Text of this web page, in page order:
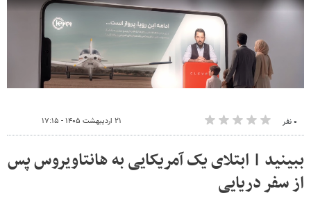
۰ نفر ۲۱ اردیبهشت ۱۴۰۵ - ۱۷:۱۵
ببینید | ابتلای یک آمریکایی به هانتاویروس پس
از سفر دریایی